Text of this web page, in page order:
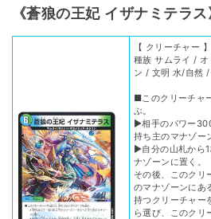
《蒼狼の王妃 イザナミテラ
【 クリーチャー 】
種族 サムライ /
ン / 文明 水/自然
■このクリーチャ
ぶ。
▶︎相手のパワー
持ち主のマナゾー
▶︎自分の山札から
ナゾーンに置く。
その後、このクリ
のマナゾーンにあ
持つクリーチャー
ら選び、このクリ